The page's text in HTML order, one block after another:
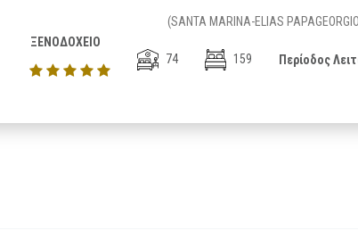
(SANTA MARINA-ELIAS
ΞΕΝΟΔΟΧΕΙΟ
74
159 Περίοδος